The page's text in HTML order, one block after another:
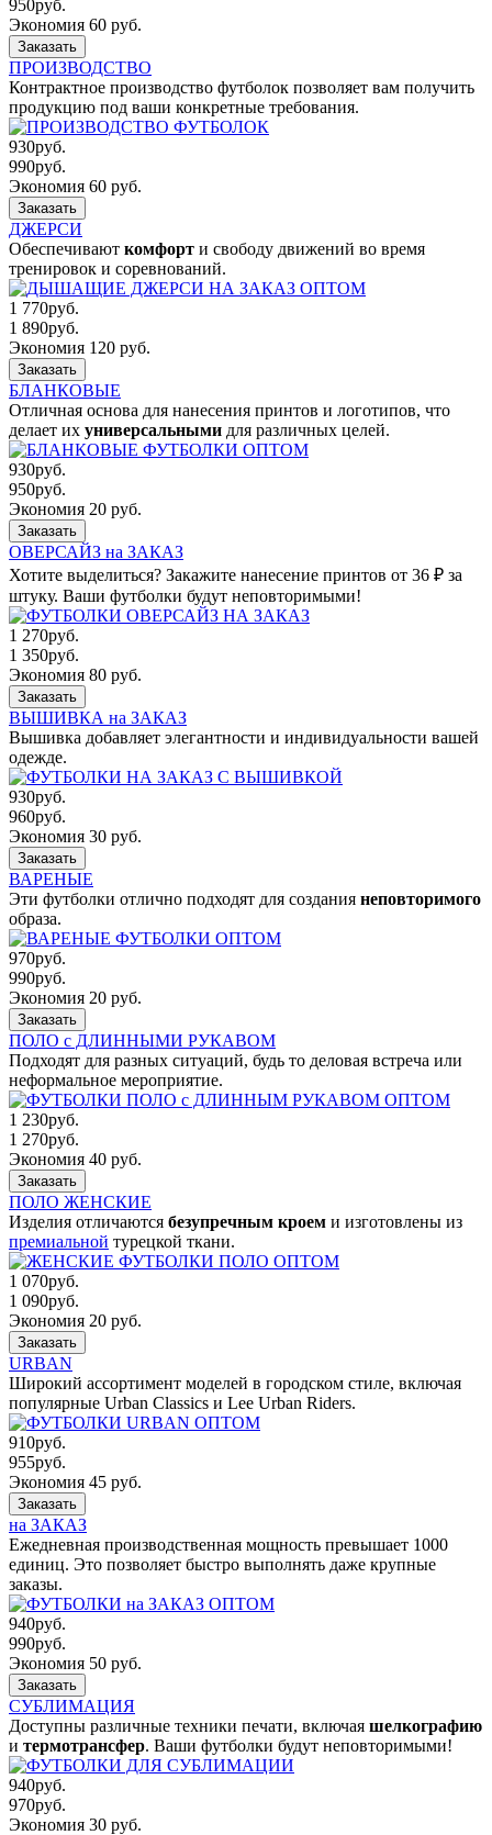
950руб.
Экономия 60 руб.
Заказать
ПРОИЗВОДСТВО
Контрактное производство футболок позволяет вам получить
продукцию под ваши конкретные требования.
930руб.
990руб.
Экономия 60 руб.
Заказать
ДЖЕРСИ
Обеспечивают комфорт и свободу движений во время
тренировок и соревнований.
1 770руб.
1 890руб.
Экономия 120 руб.
Заказать
БЛАНКОВЫЕ
Отличная основа для нанесения принтов и логотипов, что
делает их универсальными для различных целей.
930руб.
950руб.
Экономия 20 руб.
Заказать
ОВЕРСАЙЗ на ЗАКАЗ
Хотите выделиться? Закажите нанесение принтов от 36 ₽ за
штуку. Ваши футболки будут неповторимыми!
1 270руб.
1 350руб.
Экономия 80 руб.
Заказать
ВЫШИВКА на ЗАКАЗ
Вышивка добавляет элегантности и индивидуальности вашей
одежде.
930руб.
960руб.
Экономия 30 руб.
Заказать
ВАРЕНЫЕ
Эти футболки отлично подходят для создания неповторимого
образа.
970руб.
990руб.
Экономия 20 руб.
Заказать
ПОЛО с ДЛИННЫМИ РУКАВОМ
Подходят для разных ситуаций, будь то деловая встреча или
неформальное мероприятие.
1 230руб.
1 270руб.
Экономия 40 руб.
Заказать
ПОЛО ЖЕНСКИЕ
Изделия отличаются безупречным кроем и изготовлены из
премиальной турецкой ткани.
1 070руб.
1 090руб.
Экономия 20 руб.
Заказать
URBAN
Широкий ассортимент моделей в городском стиле, включая
популярные Urban Classics и Lee Urban Riders.
910руб.
955руб.
Экономия 45 руб.
Заказать
на ЗАКАЗ
Ежедневная производственная мощность превышает 1000
единиц. Это позволяет быстро выполнять даже крупные
заказы.
940руб.
990руб.
Экономия 50 руб.
Заказать
СУБЛИМАЦИЯ
Доступны различные техники печати, включая шелкографию
и термотрансфер. Ваши футболки будут неповторимыми!
940руб.
970руб.
Экономия 30 руб.